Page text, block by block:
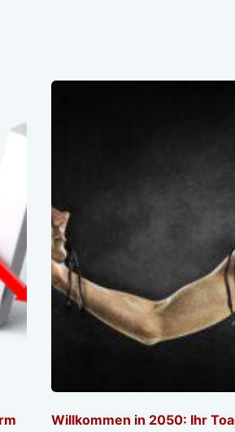
Willkommen in 2050: Ihr